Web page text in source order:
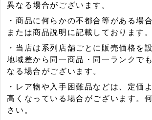
異なる場合がございます。
・商品に何らかの不都合等がある場
または商品説明に記載しております。
・当店は系列店舗ごとに販売価格を
地域差から同一商品・同一ランクで
なる場合がございます。
・レア物や入手困難品などは、定価
高くなっている場合がございます。
さい。